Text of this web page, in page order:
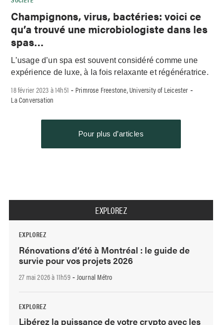
Champignons, virus, bactéries: voici ce
qu’a trouvé une microbiologiste dans les
spas…
L’usage d’un spa est souvent considéré comme une
expérience de luxe, à la fois relaxante et régénératrice.
18 février 2023 à 14h51 - Primrose Freestone, University of Leicester -
La Conversation
Pour plus d’articles
EXPLOREZ
EXPLOREZ
Rénovations d’été à Montréal : le guide de
survie pour vos projets 2026
27 mai 2026 à 11h59- Journal Métro
EXPLOREZ
Libérez la puissance de votre crypto avec les